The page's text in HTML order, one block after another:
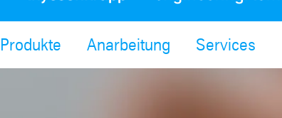
Produkte Anarbeitung Services